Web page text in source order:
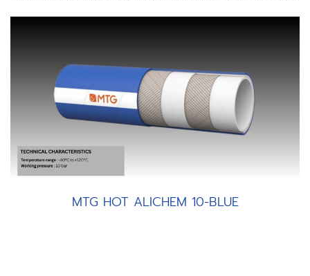
MTG HOT ALICHEM 10-BLUE